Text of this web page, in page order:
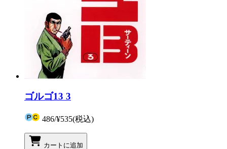
ゴルゴ13 3
486/¥535(税込)
カートに追加